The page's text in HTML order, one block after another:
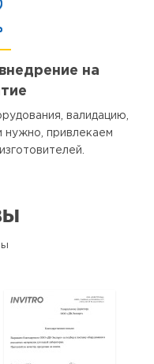
на
валидацию,
нужно, привлекаем